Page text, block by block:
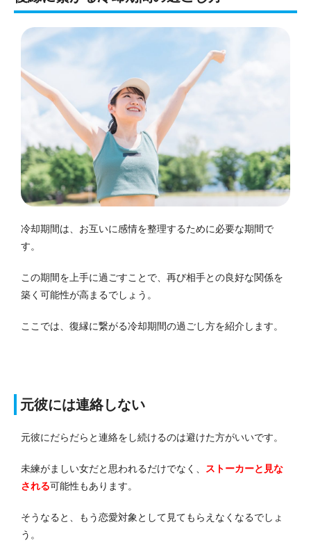
冷却期間は、お互いに感情を整理するために必要な期間で
す。
この期間を上手に過ごすことで、再び相手との良好な関係を
築く可能性が高まるでしょう。
ここでは、復縁に繋がる冷却期間の過ごし方を紹介します。
元彼には連絡しない
元彼にだらだらと連絡をし続けるのは避けた方がいいです。
未練がましい女だと思われるだけでなく、 ストーカーと見な
される可能性もあります。
そうなると、もう恋愛対象として見てもらえなくなるでしょ
う。